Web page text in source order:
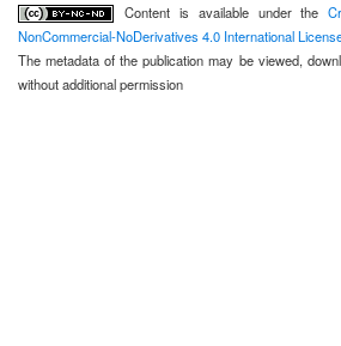
Content is available under the
NonCommercial-NoDerivatives 4.0 International
The metadata of the publication may be viewed,
without additional permission